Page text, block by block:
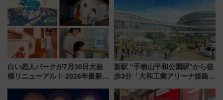
始）
白い恋人パークが7月30日大規
模リニューアル！ 2026年最新の
と料金・アクセスを徹底解説
新駅 “手柄山平和公園駅”から徒
歩3分「大和工業アリーナ姫路」
大相撲巡業など 豪華イベントと